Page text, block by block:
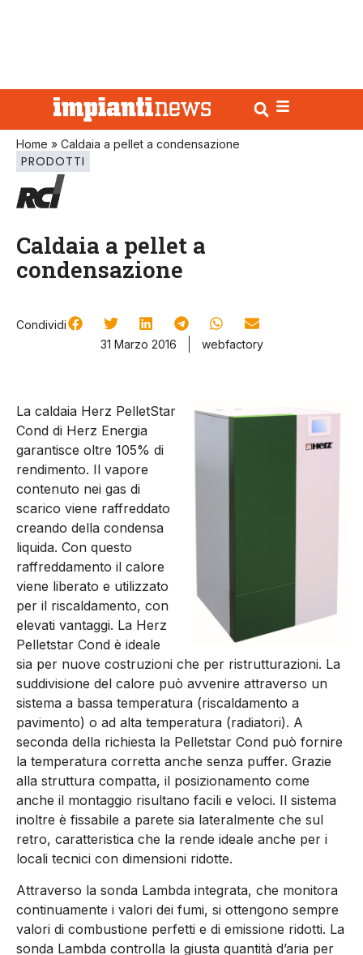
Home » Caldaia a pellet a condensazione
PRODOTTI
Caldaia a pellet a
condensazione
Condividi
31 Marzo 2016
webfactory
La caldaia Herz PelletStar
Cond di Herz Energia
garantisce oltre 105% di
rendimento. Il vapore
contenuto nei gas di
scarico viene raffreddato
creando della condensa
liquida. Con questo
raffreddamento il calore
viene liberato e utilizzato
per il riscaldamento, con
elevati vantaggi. La Herz
Pelletstar Cond è ideale
sia per nuove costruzioni che per ristrutturazioni. La
suddivisione del calore può avvenire attraverso un
sistema a bassa temperatura (riscaldamento a
pavimento) o ad alta temperatura (radiatori). A
seconda della richiesta la Pelletstar Cond può fornire
la temperatura corretta anche senza puffer. Grazie
alla struttura compatta, il posizionamento come
anche il montaggio risultano facili e veloci. Il sistema
inoltre è fissabile a parete sia lateralmente che sul
retro, caratteristica che la rende ideale anche per i
locali tecnici con dimensioni ridotte.
Attraverso la sonda Lambda integrata, che monitora
continuamente i valori dei fumi, si ottengono sempre
valori di combustione perfetti e di emissione ridotti. La
sonda Lambda controlla la giusta quantità d’aria per